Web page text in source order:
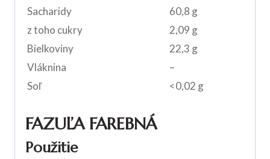
Sacharidy
60,8 g
z toho cukry
2,09 g
Bielkoviny
22,3 g
Vláknina
–
Soľ
<0,02 g
FAZUĽA FAREBNÁ
Použitie